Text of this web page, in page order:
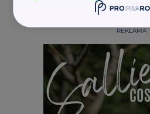
REKLAMA